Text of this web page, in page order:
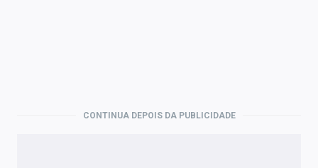
CONTINUA DEPOIS DA PUBLICIDADE